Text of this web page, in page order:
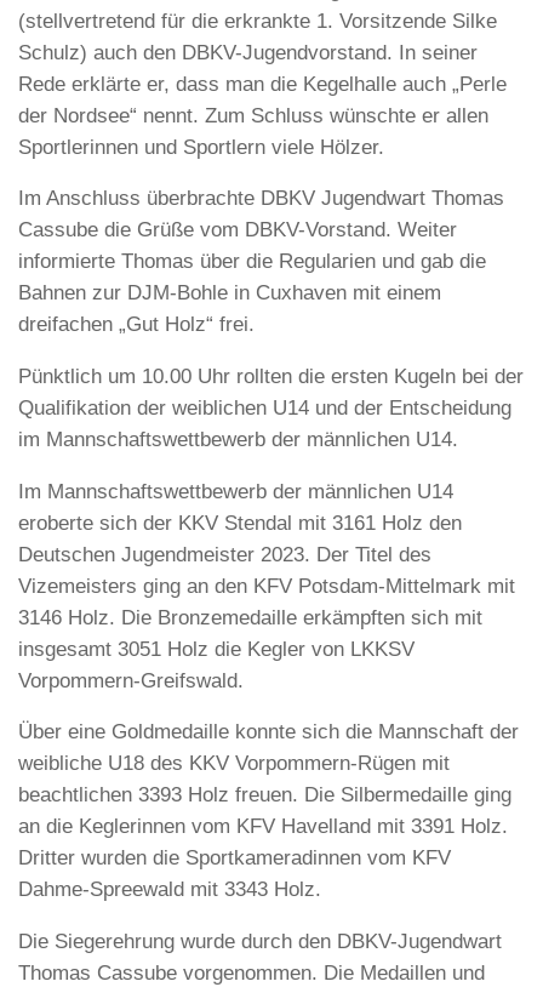
(stellvertretend für die erkrankte 1. Vorsitzende Silke
Schulz) auch den DBKV-Jugendvorstand. In seiner
Rede erklärte er, dass man die Kegelhalle auch „Perle
der Nordsee“ nennt. Zum Schluss wünschte er allen
Sportlerinnen und Sportlern viele Hölzer.
Im Anschluss überbrachte DBKV Jugendwart Thomas
Cassube die Grüße vom DBKV-Vorstand. Weiter
informierte Thomas über die Regularien und gab die
Bahnen zur DJM-Bohle in Cuxhaven mit einem
dreifachen „Gut Holz“ frei.
Pünktlich um 10.00 Uhr rollten die ersten Kugeln bei der
Qualifikation der weiblichen U14 und der Entscheidung
im Mannschaftswettbewerb der männlichen U14.
Im Mannschaftswettbewerb der männlichen U14
eroberte sich der KKV Stendal mit 3161 Holz den
Deutschen Jugendmeister 2023. Der Titel des
Vizemeisters ging an den KFV Potsdam-Mittelmark mit
3146 Holz. Die Bronzemedaille erkämpften sich mit
insgesamt 3051 Holz die Kegler von LKKSV
Vorpommern-Greifswald.
Über eine Goldmedaille konnte sich die Mannschaft der
weibliche U18 des KKV Vorpommern-Rügen mit
beachtlichen 3393 Holz freuen. Die Silbermedaille ging
an die Keglerinnen vom KFV Havelland mit 3391 Holz.
Dritter wurden die Sportkameradinnen vom KFV
Dahme-Spreewald mit 3343 Holz.
Die Siegerehrung wurde durch den DBKV-Jugendwart
Thomas Cassube vorgenommen. Die Medaillen und